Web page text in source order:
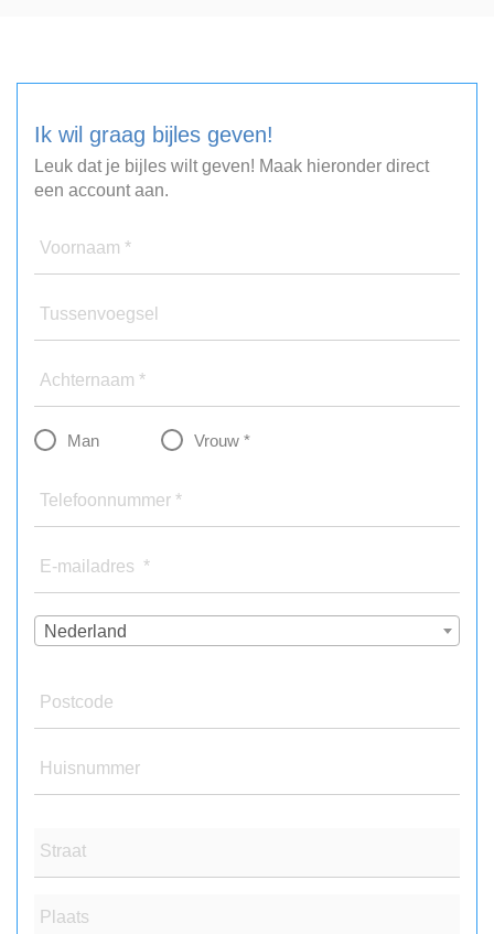
Ik wil graag bijles geven!
Leuk dat je bijles wilt geven! Maak hieronder direct
een account aan.
Voornaam *
Tussenvoegsel
Achternaam *
Man Vrouw *
Telefoonnummer *
E-mailadres *
Nederland
Postcode
Huisnummer
Straat
Plaats